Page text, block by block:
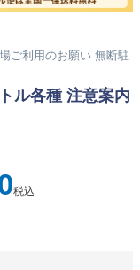
ご利用のお願い 無断駐
ル各種 注意案内
税込